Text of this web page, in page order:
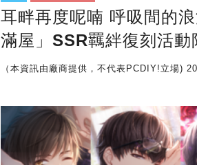
耳畔再度呢喃 呼吸間的
滿屋」SSR羈絆復刻活動
（本資訊由廠商提供，不代表PCDIY!立場)